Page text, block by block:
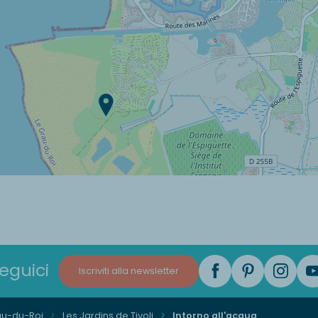
Iscriviti alla newsletter
du-Roi Les Jardins de Tivoli Intorno all'acqua